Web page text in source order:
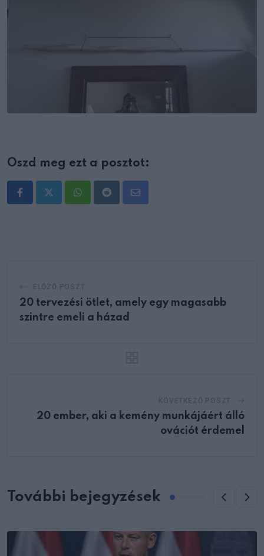
Oszd meg ezt a posztot:
WhatsappRedditShare
20 tervezési ötlet, amely egy magasabb
szintre emeli a házad
20 ember, aki a kemény munkájáért álló
ovációt érdemel
További bejegyzések